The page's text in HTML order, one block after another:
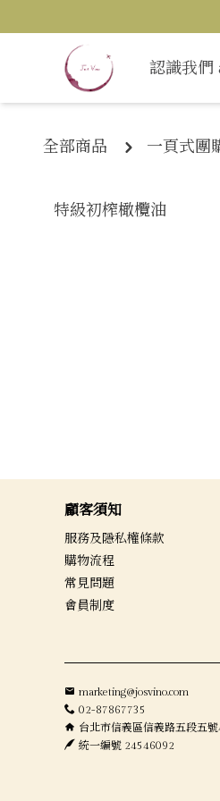
認識我們
全部商品 一頁式團
特級初榨橄欖油
- 莊園款系列鐵桶
顧客須知
服務及隱私權條款
購物流程
常見問題
會員制度
marketing@josvino.com
02-87867735
台北市信義區信義路五段五
統一編號 24546092